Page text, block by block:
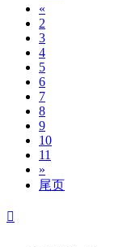
«
2
3
4
5
6
7
8
9
10
11
»
尾页
